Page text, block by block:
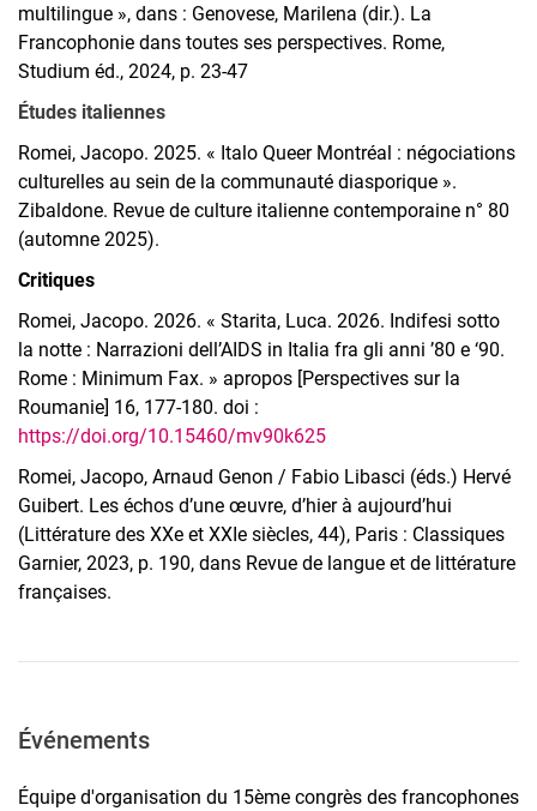
multilingue », dans : Genovese, Marilena (dir.). La
Francophonie dans toutes ses perspectives. Rome,
Studium éd., 2024, p. 23-47
Études italiennes
Romei, Jacopo. 2025. « Italo Queer Montréal : négociations
culturelles au sein de la communauté diasporique ».
Zibaldone. Revue de culture italienne contemporaine n° 80
(automne 2025).
Critiques
Romei, Jacopo. 2026. « Starita, Luca. 2026. Indifesi sotto
la notte : Narrazioni dell’AIDS in Italia fra gli anni ’80 e ‘90.
Rome : Minimum Fax. » apropos [Perspectives sur la
Roumanie] 16, 177-180. doi :
https://doi.org/10.15460/mv90k625
Romei, Jacopo, Arnaud Genon / Fabio Libasci (éds.) Hervé
Guibert. Les échos d’une œuvre, d’hier à aujourd’hui
(Littérature des XXe et XXIe siècles, 44), Paris : Classiques
Garnier, 2023, p. 190, dans Revue de langue et de littérature
françaises.
Événements
Équipe d'organisation du 15ème congrès des francophones